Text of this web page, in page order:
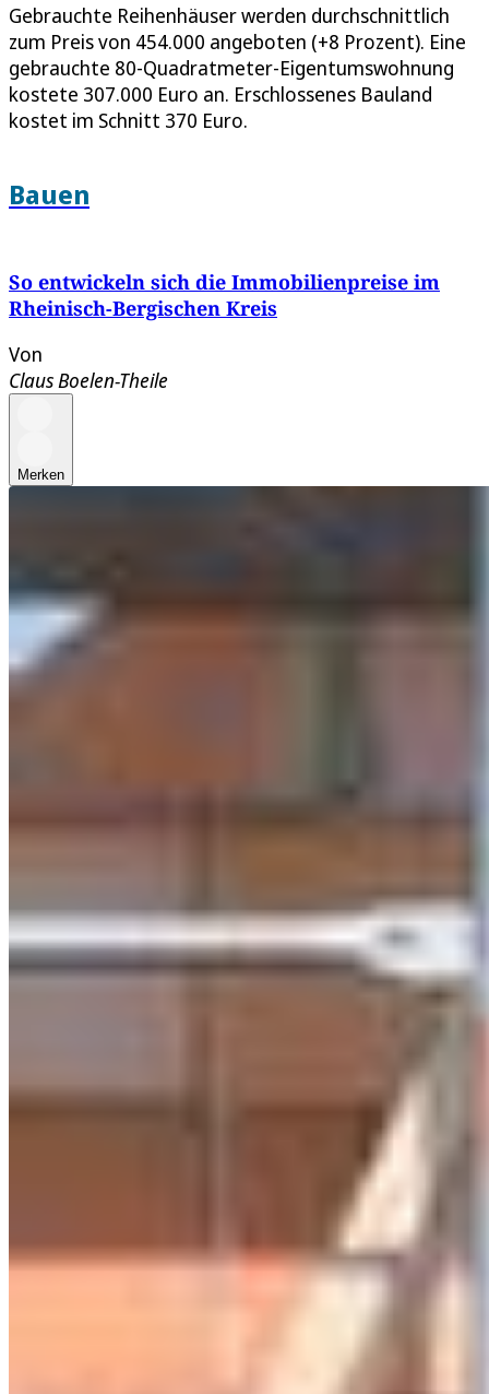
Gebrauchte Reihenhäuser werden durchschnittlich
zum Preis von 454.000 angeboten (+8 Prozent). Eine
gebrauchte 80-Quadratmeter-Eigentumswohnung
kostete 307.000 Euro an. Erschlossenes Bauland
kostet im Schnitt 370 Euro.
Bauen
So entwickeln sich die Immobilienpreise im
Rheinisch-Bergischen Kreis
Von
Claus Boelen-Theile
Merken